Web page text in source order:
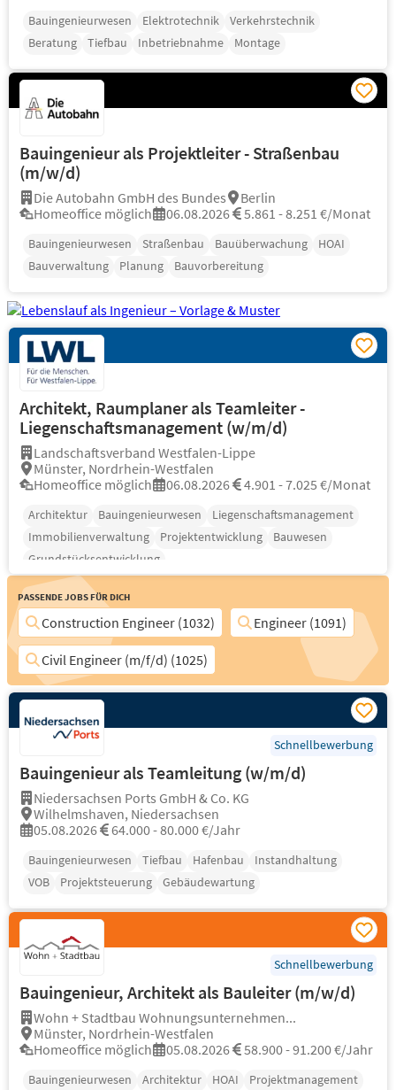
Bauingenieurwesen Elektrotechnik
Verkehrstechnik
Beratung
Tiefbau Inbetriebnahme Montage
Bauingenieur als Projektleiter - Straßenbau
(m/w/d)
Die Autobahn GmbH des Bundes
Berlin
Homeoffice möglich
06.08.2026 5.861 - 8.251 €/Monat
Bauingenieurwesen Straßenbau Bauüberwachung
HOAI
Bauverwaltung
Planung Bauvorbereitung
Architekt, Raumplaner als Teamleiter -
Liegenschaftsmanagement (w/m/d)
Landschaftsverband Westfalen-Lippe
Münster, Nordrhein-Westfalen
Homeoffice möglich
06.08.2026 4.901 - 7.025 €/Monat
Architektur Bauingenieurwesen
Liegenschaftsmanagement
Immobilienverwaltung
Projektentwicklung
Bauwesen
Grundstücksentwicklung
Passende Jobs für Dich
Construction Engineer (1032)
Engineer (1091)
Civil Engineer (m/f/d) (1025)
Schnellbewerbung
Bauingenieur als Teamleitung (w/m/d)
Niedersachsen Ports GmbH & Co. KG
Wilhelmshaven, Niedersachsen
05.08.2026
64.000 - 80.000 €/Jahr
Bauingenieurwesen Tiefbau Hafenbau
Instandhaltung
VOB
Projektsteuerung Gebäudewartung
Schnellbewerbung
Bauingenieur, Architekt als Bauleiter (m/w/d)
Wohn + Stadtbau Wohnungsunternehmen...
Münster, Nordrhein-Westfalen
Homeoffice möglich
05.08.2026 58.900 - 91.200 €/Jahr
Bauingenieurwesen Architektur HOAI Projektmanagement